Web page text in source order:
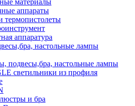
материалы
аппараты
термопистолеты
аппаратура
настольные лампы
подвесы,бра, настольные лампы
светильники из профиля
и бра